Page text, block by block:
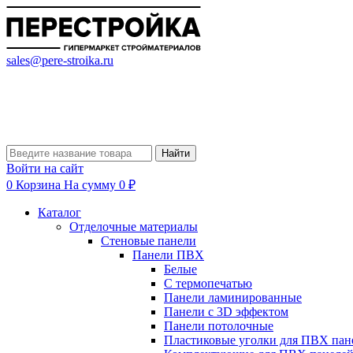
sales@pere-stroika.ru
Найти
Войти на сайт
0 Корзина На сумму 0 ₽
Каталог
Отделочные материалы
Стеновые панели
Панели ПВХ
Белые
С термопечатью
Панели ламинированные
Панели с 3D эффектом
Панели потолочные
Пластиковые уголки для ПВХ